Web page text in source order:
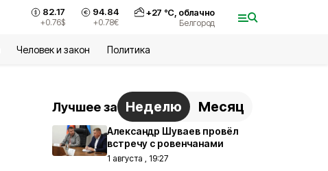
82.17
+0.76$
94.84
+0.78€
+27 °С, облачно
Белгород
Человек и закон Политика
Лучшее за Неделю Месяц
Александр Шуваев провёл
встречу с ровенчанами
1 августа , 19:27